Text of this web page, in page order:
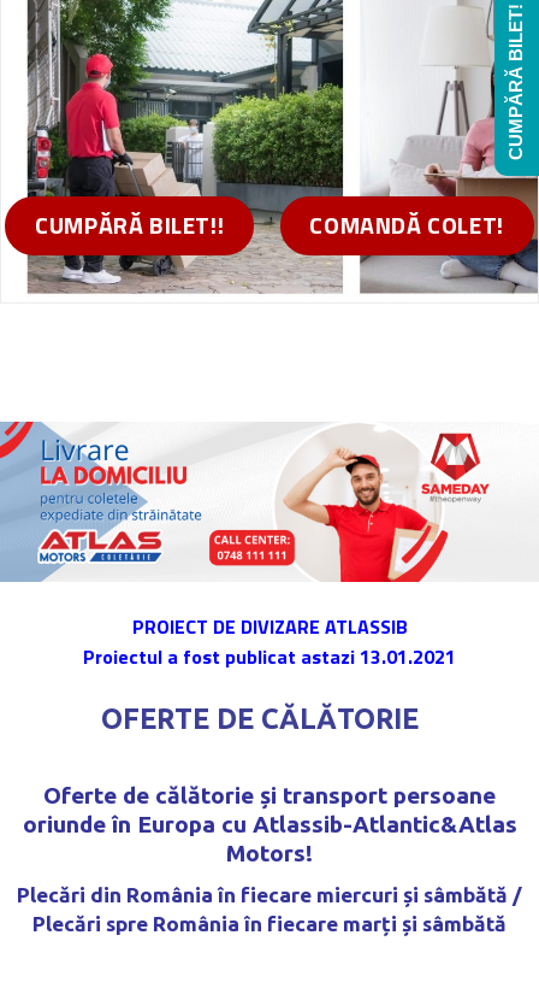
CUMPĂRĂ BILET!! COMANDĂ COLET!
PROIECT DE DIVIZARE ATLASSIB
Proiectul a fost publicat astazi 13.01.2021
OFERTE DE CĂLĂTORIE
Oferte de călătorie și transport persoane
oriunde în Europa cu Atlassib-Atlantic&Atlas
Motors!
Plecări din România în fiecare miercuri și sâmbătă /
Plecări spre România în fiecare marți și sâmbătă
CUMPĂRĂ BILET!